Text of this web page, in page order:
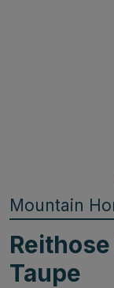
Mountain
Taupe